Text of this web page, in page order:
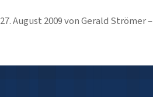
27. August 2009vonGerald Strömer